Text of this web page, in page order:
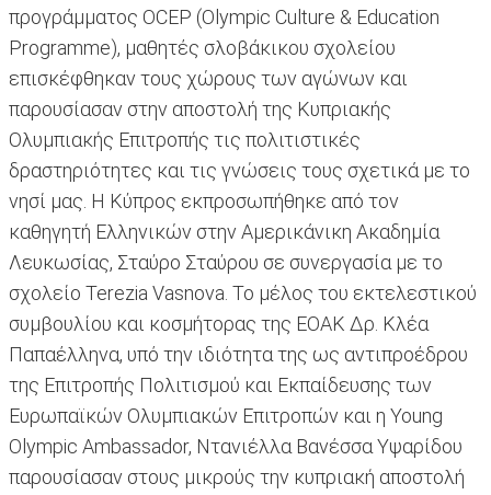
προγράμματος OCEP (Olympic Culture & Education
Programme), μαθητές σλοβάκικου σχολείου
επισκέφθηκαν τους χώρους των αγώνων και
παρουσίασαν στην αποστολή της Κυπριακής
Ολυμπιακής Επιτροπής τις πολιτιστικές
δραστηριότητες και τις γνώσεις τους σχετικά με το
νησί μας. Η Κύπρος εκπροσωπήθηκε από τον
καθηγητή Ελληνικών στην Αμερικάνικη Ακαδημία
Λευκωσίας, Σταύρο Σταύρου σε συνεργασία με το
σχολείο Terezia Vasnova. Το μέλος του εκτελεστικού
συμβουλίου και κοσμήτορας της ΕΟΑΚ Δρ. Κλέα
Παπαέλληνα, υπό την ιδιότητα της ως αντιπροέδρου
της Επιτροπής Πολιτισμού και Εκπαίδευσης των
Ευρωπαϊκών Ολυμπιακών Επιτροπών και η Young
Olympic Ambassador, Ντανιέλλα Βανέσσα Υψαρίδου
παρουσίασαν στους μικρούς την κυπριακή αποστολή